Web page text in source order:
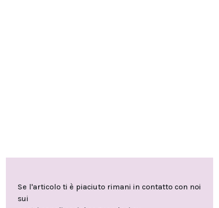
Se l'articolo ti è piaciuto rimani in contatto con noi
sui